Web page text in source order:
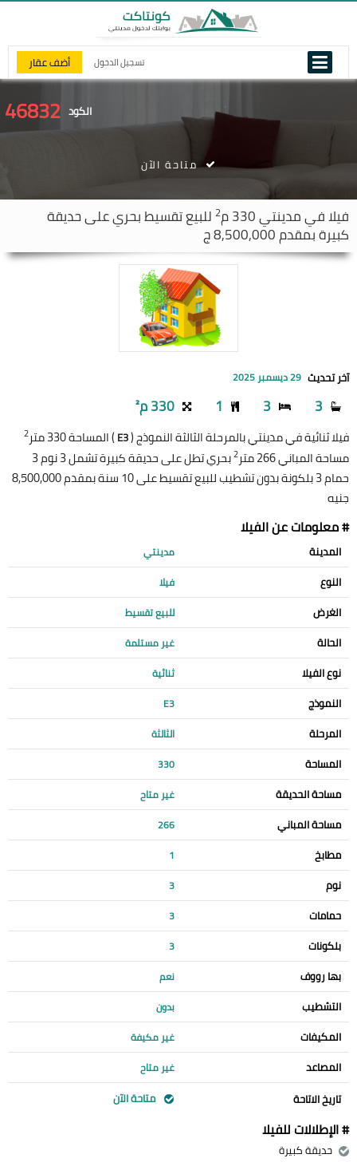
تسجيل الدخول أضف عقار
الكود 46832
فيلا فيمدينتي 2 للبيع تقسيط بحري على حديقة
كبيرة بمقدم 8,500,000 ج
متاحة الآن
آخر تحديث 29 ديسمبر 2025
3
3
1 330 م²
فيلا ثنائية في مدينتي بالمرحلة الثالثة النموذج (E3) المساحة 330 متر 2
مساحة المباني 266 متر 2
بحري تطل على حديقة كبيرة تشمل 3 نوم 3
حمام 3 بلكونة بدون تشطيب للبيع تقسيط على 10 سنة بمقدم 8,500,000
جنيه
# معلومات عن الفيلا
المدينة مدينتي
النوع فيلا
الغرض للبيع تقسيط
الحالة غير مستلمة
نوع الفيلا ثنائية
النموذج E3
المرحلة الثالثة
المساحة 330
مساحة الحديقة غير متاح
مساحة المباني 266
مطابخ 1
نوم 3
حمامات 3
بلكونات 3
بها رووف نعم
التشطيب بدون
المكيفات غير مكيفة
المصاعد غير متاح
تاريخ الاتاحة متاحة الآن
# الإطلالات للفيلا
حديقة كبيرة